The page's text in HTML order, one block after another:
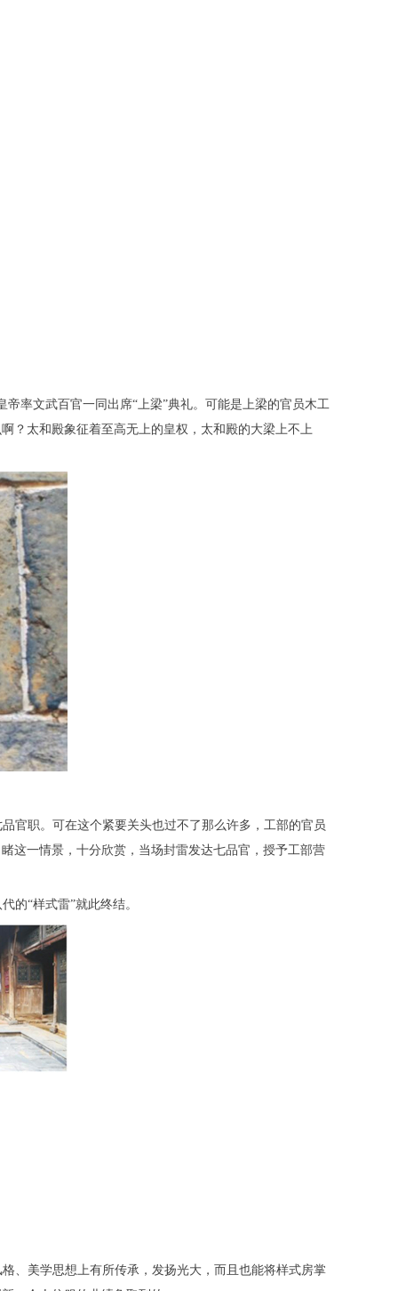
率文武百官一同出席“上梁”典礼。可能是上梁的官员木工
？太和殿象征着至高无上的皇权，太和殿的大梁上不上
官职。可在这个紧要关头也过不了那么许多，工部的官员
这一情景，十分欣赏，当场封雷发达七品官，授予工部营
的“样式雷”就此终结。
、美学思想上有所传承，发扬光大，而且也能将样式房掌